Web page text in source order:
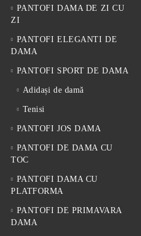
PANTOFI DAMA DE ZI CU
ZI
PANTOFI ELEGANTI DE
DAMA
PANTOFI SPORT DE DAMA
Adidași de damă
Tenisi
PANTOFI JOS DAMA
PANTOFI DE DAMA CU
TOC
PANTOFI DAMA CU
PLATFORMA
PANTOFI DE PRIMAVARA
DAMA